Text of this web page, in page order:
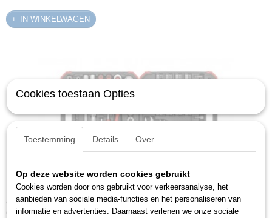
IN WINKELWAGEN
Gedore R46003232 (3300185)
Combi-dopsleutelset 1/4"+1/2", 232-dlg..Ideaal voor alle…
Cookies toestaan Opties
Toestemming Details Over
Op deze website worden cookies gebruikt
Cookies worden door ons gebruikt voor verkeersanalyse, het
aanbieden van sociale media-functies en het personaliseren van
informatie en advertenties. Daarnaast verlenen we onze sociale